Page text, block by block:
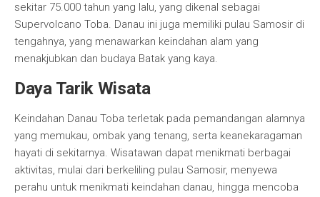
sekitar 75.000 tahun yang lalu, yang dikenal sebagai
Supervolcano Toba. Danau ini juga memiliki pulau Samosir di
tengahnya, yang menawarkan keindahan alam yang
menakjubkan dan budaya Batak yang kaya.
Daya Tarik Wisata
Keindahan Danau Toba terletak pada pemandangan alamnya
yang memukau, ombak yang tenang, serta keanekaragaman
hayati di sekitarnya. Wisatawan dapat menikmati berbagai
aktivitas, mulai dari berkeliling pulau Samosir, menyewa
perahu untuk menikmati keindahan danau, hingga mencoba